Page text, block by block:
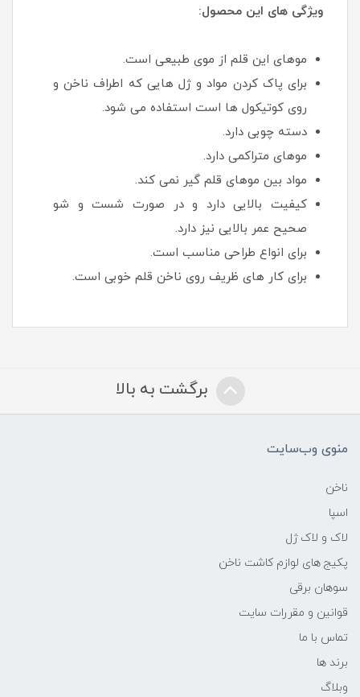
ویژگی های این محصول:
موهای این قلم از موی طبیعی است.
برای پاک کردن مواد و ژل هایی که اطراف ناخن و
روی کوتیکول ها است استفاده می شود.
دسته چوبی دارد.
موهای متراکمی دارد.
مواد بین موهای قلم گیر نمی کند.
کیفیت بالایی دارد و در صورت شست و شو
صحیح عمر بالایی نیز دارد.
برای انواع طراحی مناسب است.
برای کار های ظریف روی ناخن قلم خوبی است.
برگشت به بالا
منوی وب‌سایت
ناخن
اسپا
لاک و لاک ژل
پکیج های لوازم کاشت ناخن
سوهان برقی
قوانین و مقررات سایت
تماس با ما
برند ها
وبلاگ